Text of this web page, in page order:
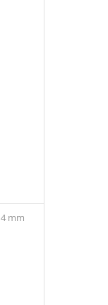
4 mm